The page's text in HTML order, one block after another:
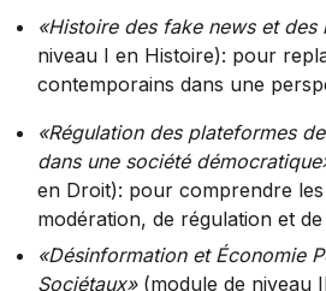
«Histoire des fake news et des
niveau I en Histoire): pour
contemporains dans une
«Régulation des plateformes
dans une société
en Droit): pour comprendre les
modération, de régulation et
«Désinformation et Économie
Sociétaux» (module de niveau